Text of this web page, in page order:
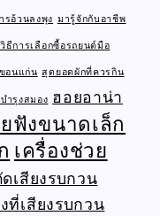
รอ้วนลงพุง มารู้จักกับอาชีพ
วิธีการเลือกซื้อรถยนต์มือ
อนแก่น สุดยอดผักที่ควรกิน
ำรุงสมอง ฮอยอาน่า
ฟังขนาดเล็ก
เครื่องช่วย
เสียงรบกวน
ที่เสียงรบกวน